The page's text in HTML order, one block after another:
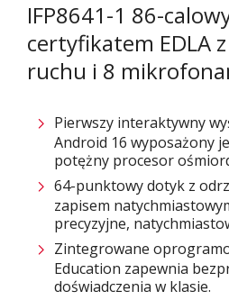
IFP8641-1 86-
certyfikatem EDLA
ruchu i 8
Pierwszy interaktywny
Android 16 wyposażony
potężny procesor
64-punktowy dotyk z
zapisem
precyzyjne,
Zintegrowane
Education zapewnia
doświadczenia w klasie.